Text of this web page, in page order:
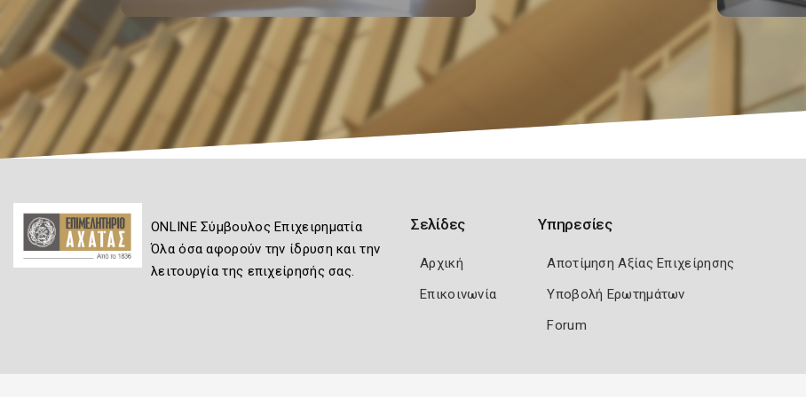
ONLINE Σύμβουλος Επιχειρηματία
Όλα όσα αφορούν την ίδρυση και την
λειτουργία της επιχείρησής σας.
Σελίδες
Αρχική
Επικοινωνία
Υπηρεσίες
Αποτίμηση Αξίας Επιχείρησης
Υποβολή Ερωτημάτων
Forum